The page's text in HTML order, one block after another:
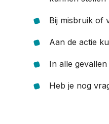
Bij misbruik of
Aan de actie
In alle
Heb je nog